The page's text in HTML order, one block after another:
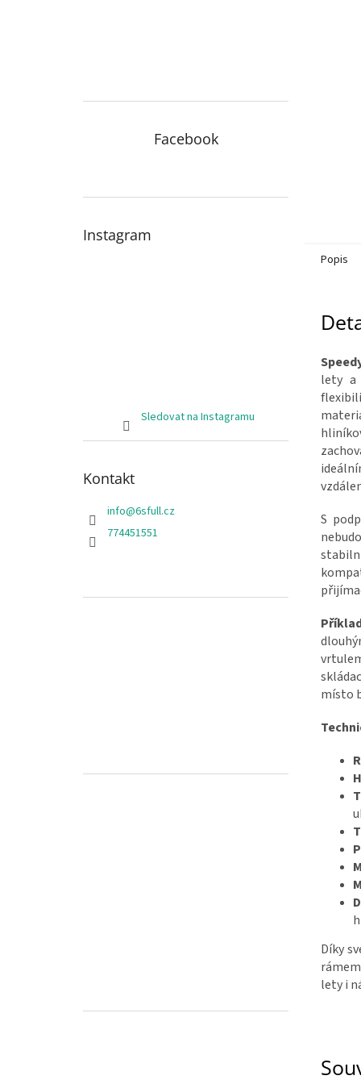
Facebook
Instagram
Sledovat na Instagramu
Kontakt
info@6sfull.cz
774451551
Popis
lety a
S
místo
Díky
lety i